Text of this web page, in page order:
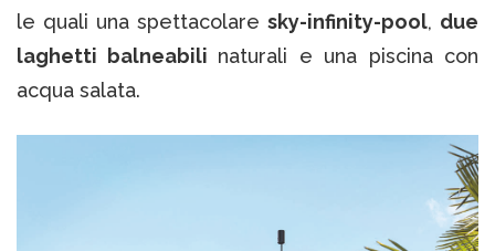
le quali una spettacolare sky-infinity-pool, due
laghetti balneabili naturali e una piscina con
acqua salata.